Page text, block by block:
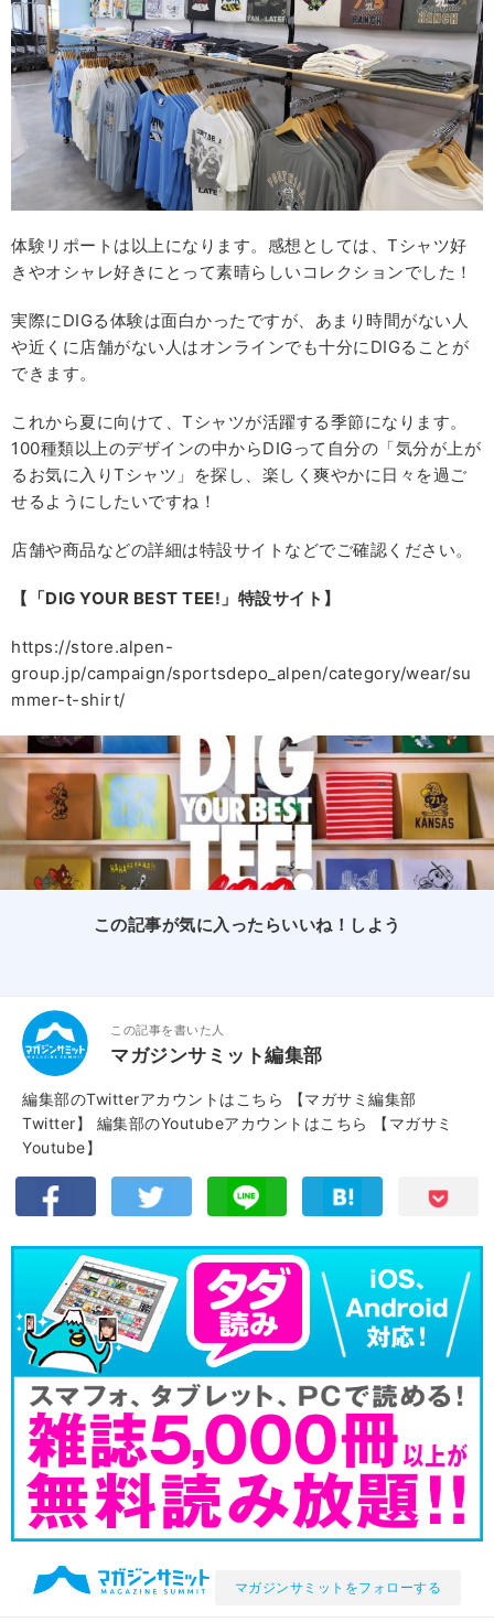
体験リポートは以上になります。感想としては、Tシャツ好
きやオシャレ好きにとって素晴らしいコレクションでした！
実際にDIGる体験は面白かったですが、あまり時間がない人
や近くに店舗がない人はオンラインでも十分にDIGることが
できます。
これから夏に向けて、Tシャツが活躍する季節になります。
100種類以上のデザインの中からDIGって自分の「気分が上が
るお気に入りTシャツ」を探し、楽しく爽やかに日々を過ご
せるようにしたいですね！
店舗や商品などの詳細は特設サイトなどでご確認ください。
【「DIG YOUR BEST TEE!」特設サイト】
https://store.alpen-
group.jp/campaign/sportsdepo_alpen/category/wear/su
mmer-t-shirt/
この記事が気に入ったらいいね！しよう
この記事を書いた人
マガジンサミット編集部
編集部のTwitterアカウントはこちら
【マガサミ編集部
Twitter】
編集部のYoutubeアカウントはこちら
【マガサミ
Youtube】
マガジンサミットをフォローする